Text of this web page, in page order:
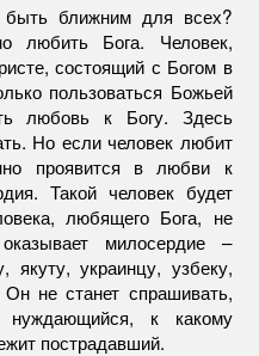
ближним для всех?
любить Бога. Человек,
состоящий с Богом в
пользоваться Божьей
любовь к Богу. Здесь
Но если человек любит
проявится в любви к
Такой человек будет
любящего Бога, не
милосердие –
якуту, украинцу, узбеку,
не станет спрашивать,
нуждающийся, к какому
пострадавший.